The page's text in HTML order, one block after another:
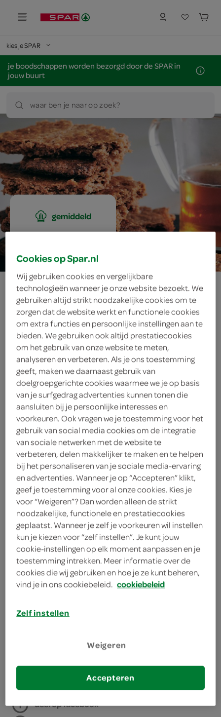
kies je SPAR
je boodschappen worden bezorgd door de SPAR in
jouw buurt
waar ben je naar op zoek?
gemiddeld
spelt-
speculaasbrokken
ingrediënten
1 eidooier
150 gram kokosolie
4 eetlepels sojadrank
2 eetlepels speculaaskruiden
100 gram bruine basterdsuiker
1 theelepel bakpoeder
250 gram speltmeel
kies je winkel
bereiden
deel op facebook
Cookies op Spar.nl
Wij gebruiken cookies en vergelijkbare
technologieën wanneer je onze website bezoekt. We
gebruiken altijd strikt noodzakelijke cookies om te
zorgen dat de website werkt en functionele cookies
om extra functies en persoonlijke instellingen aan te
bieden. We gebruiken ook altijd prestatiecookies
om het gebruik van onze website te meten,
analyseren en verbeteren. Als je ons toestemming
geeft, maken we daarnaast gebruik van
doelgroepgerichte cookies waarmee we je op basis
van je surfgedrag advertenties kunnen tonen die
aansluiten bij je persoonlijke interesses en
voorkeuren. Ook vragen we je toestemming voor het
gebruik van social media cookies om de integratie
van sociale netwerken met de website te
verbeteren, delen makkelijker te maken en te helpen
bij het personaliseren van je sociale media-ervaring
en advertenties. Wanneer je op “Accepteren” klikt,
geef je toestemming voor al onze cookies. Kies je
voor “Weigeren”? Dan worden alleen de strikt
noodzakelijke, functionele en prestatiecookies
geplaatst. Wanneer je zelf je voorkeuren wil instellen
kun je kiezen voor “zelf instellen”. Je kunt jouw
cookie-instellingen op elk moment aanpassen en je
toestemming intrekken. Meer informatie over de
cookies die wij gebruiken en hoe je ze kunt beheren,
vind je in ons cookiebeleid. cookiebeleid
Zelf instellen
Weigeren
Accepteren